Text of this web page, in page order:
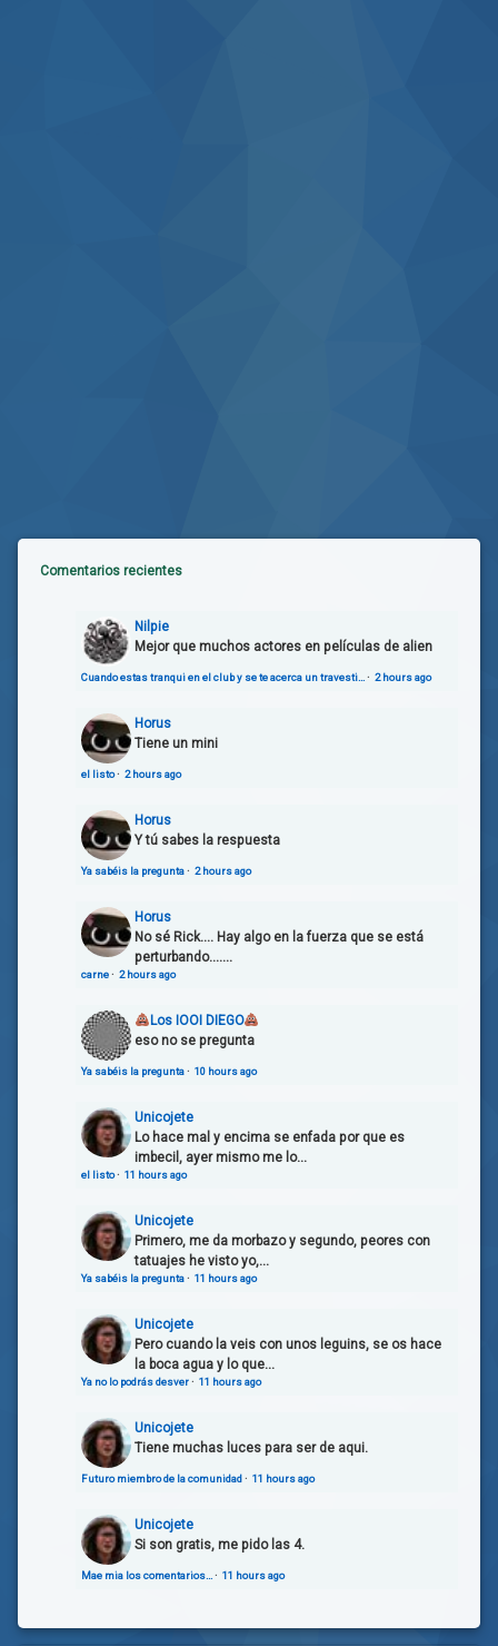
Comentarios recientes
Nilpie
Mejor que muchos actores en películas de alien
Cuando estas tranqui en el club y se te acerca un travesti… · 2 hours ago
Horus
Tiene un mini
el listo· 2 hours ago
Horus
Y tú sabes la respuesta
Ya sabéis la pregunta· 2 hours ago
Horus
No sé Rick.... Hay algo en la fuerza que se está
perturbando.......
carne· 2 hours ago
Los IOOI DIEGO
eso no se pregunta
Ya sabéis la pregunta· 10 hours ago
Unicojete
Lo hace mal y encima se enfada por que es
imbecil, ayer mismo me lo...
el listo· 11 hours ago
Unicojete
Primero, me da morbazo y segundo, peores con
tatuajes he visto yo,...
Ya sabéis la pregunta· 11 hours ago
Unicojete
Pero cuando la veis con unos leguins, se os hace
la boca agua y lo que...
Ya no lo podrás desver· 11 hours ago
Unicojete
Tiene muchas luces para ser de aqui.
Futuro miembro de la comunidad· 11 hours ago
Unicojete
Si son gratis, me pido las 4.
Mae mia los comentarios… · 11 hours ago